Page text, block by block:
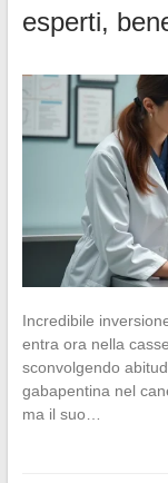
esperti,
Incredibile
entra ora nella
sconvolgendo
gabapentina nel
ma il suo…